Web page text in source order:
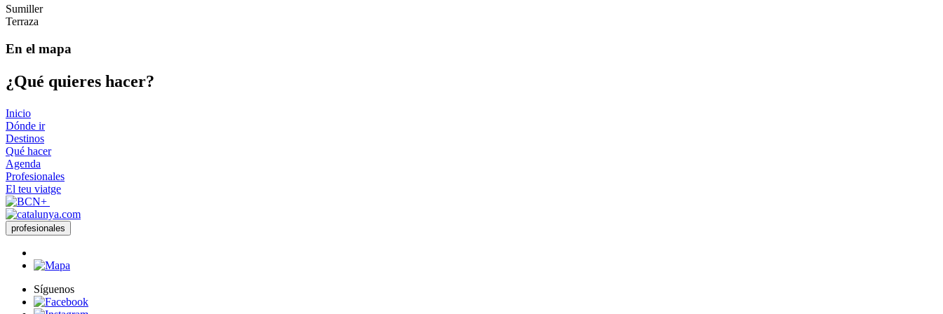
Sumiller
Terraza
En el mapa
¿Qué quieres hacer?
Inicio
Dónde ir
Destinos
Qué hacer
Agenda
Profesionales
El teu viatge
profesionales
Síguenos